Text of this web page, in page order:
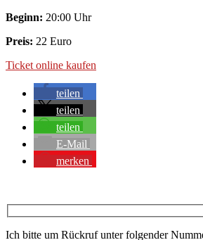
Beginn: 20:00 Uhr
Preis: 22 Euro
Ticket online kaufen
teilen
teilen
teilen
E-Mail
merken
Ich bitte um Rückruf unter folgender